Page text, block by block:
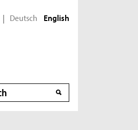
| Deutsch English